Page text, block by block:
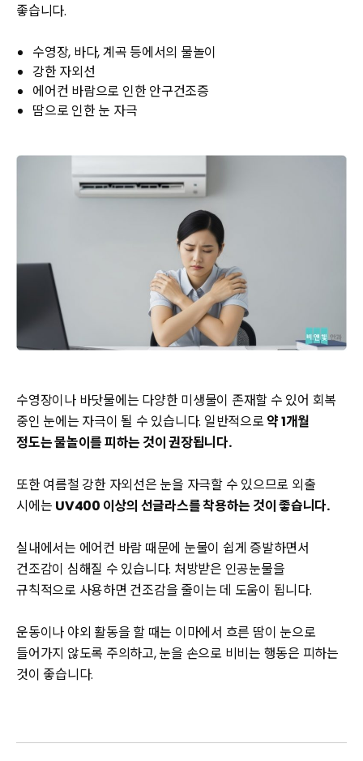
좋습니다.
수영장, 바다, 계곡 등에서의 물놀이
강한 자외선
에어컨 바람으로 인한 안구건조증
땀으로 인한 눈 자극
수영장이나 바닷물에는 다양한 미생물이 존재할 수 있어 회복
중인 눈에는 자극이 될 수 있습니다. 일반적으로 약 1개월
정도는 물놀이를 피하는 것이 권장됩니다.
또한 여름철 강한 자외선은 눈을 자극할 수 있으므로 외출
시에는 UV400 이상의 선글라스를 착용하는 것이 좋습니다.
실내에서는 에어컨 바람 때문에 눈물이 쉽게 증발하면서
건조감이 심해질 수 있습니다. 처방받은 인공눈물을
규칙적으로 사용하면 건조감을 줄이는 데 도움이 됩니다.
운동이나 야외 활동을 할 때는 이마에서 흐른 땀이 눈으로
들어가지 않도록 주의하고, 눈을 손으로 비비는 행동은 피하는
것이 좋습니다.